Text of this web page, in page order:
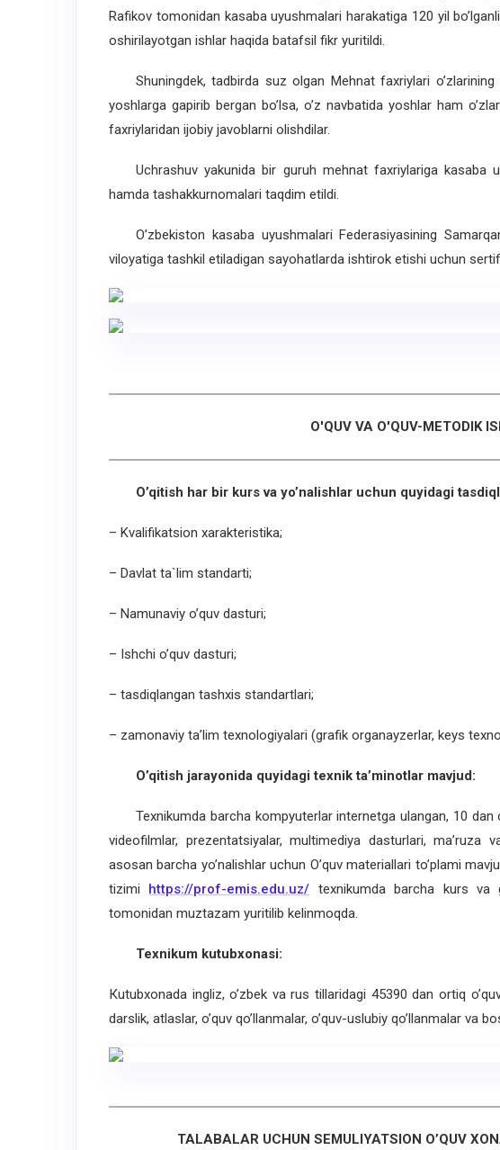
Rafikov tomonidan kasaba uyushmalari harakatiga 120 yil
oshirilayotgan ishlar haqida batafsil fikr yuritildi.
Shuningdek, tadbirda suz olgan Mehnat faxriylari o’zlarining
yoshlarga gapirib bergan bo’lsa, o’z navbatida yoshlar ham
faxriylaridan ijobiy javoblarni olishdilar.
Uchrashuv yakunida bir guruh mehnat faxriylariga kasaba
hamda tashakkurnomalari taqdim etildi.
O’zbekiston kasaba uyushmalari Federasiyasining
viloyatiga tashkil etiladigan sayohatlarda ishtirok etishi uchun
O'QUV VA O'QUV-METODIK
O’qitish har bir kurs va yo’nalishlar uchun quyidagi
– Kvalifikatsion xarakteristika;
– Davlat ta`lim standarti;
– Namunaviy o’quv dasturi;
– Ishchi o’quv dasturi;
– tasdiqlangan tashxis standartlari;
– zamonaviy ta’lim texnologiyalari (grafik organayzerlar, keys
O’qitish jarayonida quyidagi texnik ta’minotlar mavjud:
Texnikumda barcha kompyuterlar internetga ulangan, 10 dan
videofilmlar, prezentatsiyalar, multimediya dasturlari, ma’ruza
asosan barcha yo’nalishlar uchun O’quv materiallari to’plami
tizimi https://prof-emis.edu.uz/ texnikumda barcha kurs va
tomonidan muztazam yuritilib kelinmoqda.
Texnikum kutubxonasi:
Кutubxonada ingliz, o’zbek va rus tillaridagi 45390 dan ortiq
darslik, atlaslar, o’quv qo’llanmalar, o’quv-uslubiy qo’llanmalar va
TALABALAR UCHUN SEMULIYATSION O’QUV